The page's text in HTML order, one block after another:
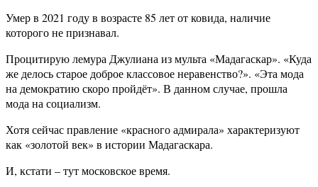
Умер в 2021 году в возрасте 85 лет от ковида, наличие
которого не признавал.
Процитирую лемура Джулиана из мульта «Мадагаскар». «Куда
же делось старое доброе классовое неравенство?». «Эта мода
на демократию скоро пройдёт». В данном случае, прошла
мода на социализм.
Хотя сейчас правление «красного адмирала» характеризуют
как «золотой век» в истории Мадагаскара.
И, кстати – тут московское время.